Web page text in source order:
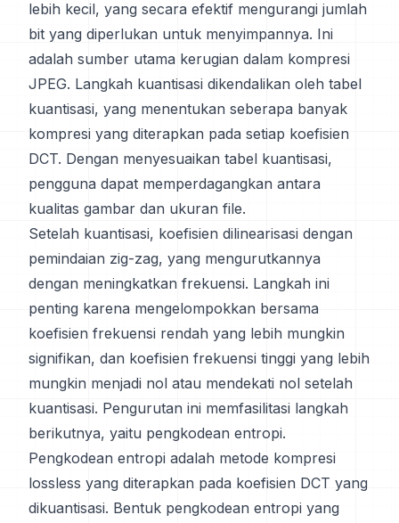
lebih kecil, yang secara efektif mengurangi jumlah
bit yang diperlukan untuk menyimpannya. Ini
adalah sumber utama kerugian dalam kompresi
JPEG. Langkah kuantisasi dikendalikan oleh tabel
kuantisasi, yang menentukan seberapa banyak
kompresi yang diterapkan pada setiap koefisien
DCT. Dengan menyesuaikan tabel kuantisasi,
pengguna dapat memperdagangkan antara
kualitas gambar dan ukuran file.
Setelah kuantisasi, koefisien dilinearisasi dengan
pemindaian zig-zag, yang mengurutkannya
dengan meningkatkan frekuensi. Langkah ini
penting karena mengelompokkan bersama
koefisien frekuensi rendah yang lebih mungkin
signifikan, dan koefisien frekuensi tinggi yang lebih
mungkin menjadi nol atau mendekati nol setelah
kuantisasi. Pengurutan ini memfasilitasi langkah
berikutnya, yaitu pengkodean entropi.
Pengkodean entropi adalah metode kompresi
lossless yang diterapkan pada koefisien DCT yang
dikuantisasi. Bentuk pengkodean entropi yang